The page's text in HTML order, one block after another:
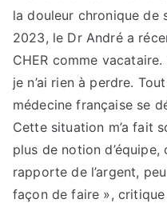
la douleur chronique de
2023, le Dr André a
CHER comme
je n’ai rien à perdre.
médecine française se
Cette situation m’a fait
plus de notion
rapporte de l’argent,
façon de faire »,